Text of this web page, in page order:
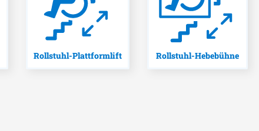
Rollstuhl-Plattformlift Rollstuhl-Hebebühne